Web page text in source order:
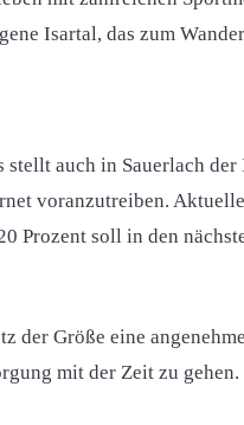
Isartal, das zum
auch in Sauerlach
voranzutreiben.
Prozent soll in den
der Größe eine
mit der Zeit zu gehen.